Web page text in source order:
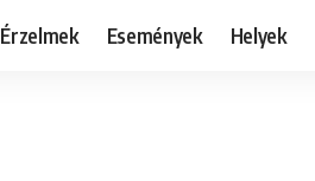
Érzelmek Események Helyek